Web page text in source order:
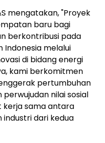
mengatakan, "Proyek
baru bagi
berkontribusi pada
melalui
di bidang energi
kami berkomitmen
pertumbuhan
nilai sosial
sama antara
industri dari kedua